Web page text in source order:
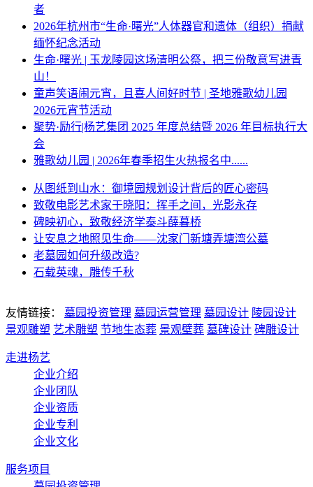
者
2026年杭州市“生命·曙光”人体器官和遗体（组织）捐献
缅怀纪念活动
生命·曙光 | 玉龙陵园这场清明公祭，把三份敬意写进青
山！
童声笑语闹元宵，且喜人间好时节 | 圣地雅歌幼儿园
2026元宵节活动
聚势·励行|杨艺集团 2025 年度总结暨 2026 年目标执行大
会
雅歌幼儿园 | 2026年春季招生火热报名中......
从图纸到山水：御境园规划设计背后的匠心密码
致敬电影艺术家于晓阳：挥手之间，光影永存
碑映初心，致敬经济学泰斗薛暮桥
让安息之地照见生命——沈家门新塘弄塘湾公墓
老墓园如何升级改造?
石载英魂，雕传千秋
友情链接： 墓园投资管理 墓园运营管理 墓园设计 陵园设计
景观雕塑 艺术雕塑 节地生态葬 景观壁葬 墓碑设计 碑雕设计
走进杨艺
企业介绍
企业团队
企业资质
企业专利
企业文化
服务项目